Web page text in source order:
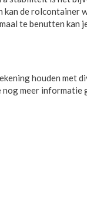
kan de rolcontainer
te benutten kan
houden met
meer informatie